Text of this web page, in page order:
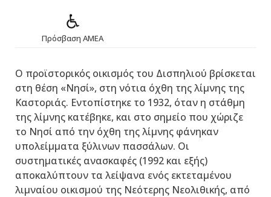
Πρόσβαση ΑΜΕΑ
Ο προϊστορικός οικισμός του Δισπηλιού βρίσκεται
στη θέση «Nησί», στη νότια όχθη της λίμνης της
Kαστοριάς. Εντοπίστηκε το 1932, όταν η στάθμη
της λίμνης κατέβηκε, και στο σημείο που χώριζε
το Nησί από την όχθη της λίμνης φάνηκαν
υπολείμματα ξύλινων πασσάλων. Οι
συστηματικές ανασκαφές (1992 και εξής)
αποκαλύπτουν τα λείψανα ενός εκτεταμένου
λιμναίου οικισμού της Νεότερης Νεολιθικής, από